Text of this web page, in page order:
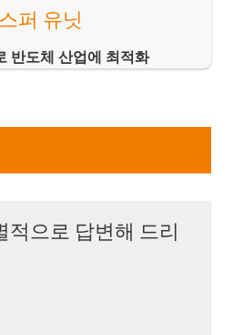
퍼 유닛
반도체 산업에 최적화
적으로 답변해 드리